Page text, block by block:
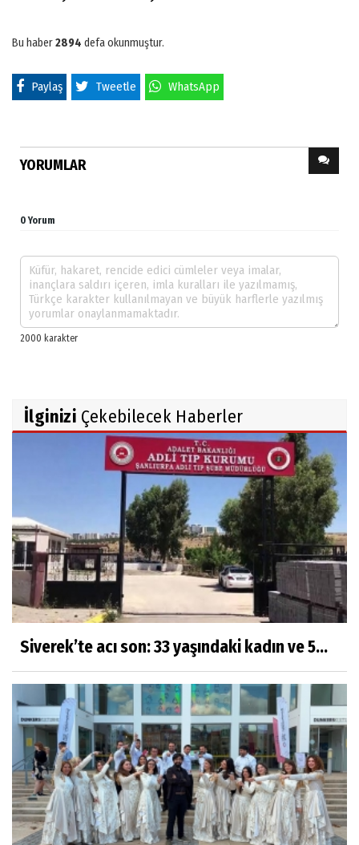
Bu haber2894 defa okunmuştur.
Paylaş Tweetle WhatsApp
YORUMLAR
0 Yorum
İlginizi Çekebilecek Haberler
Siverek’te acı son: 33 yaşındaki kadın ve 5...